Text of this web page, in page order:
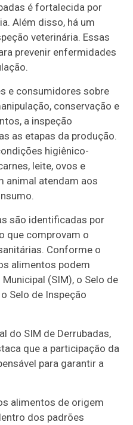
é fortalecida por
Além disso, há um
veterinária. Essas
prevenir enfermidades
e consumidores sobre
conservação e
a inspeção
as etapas da produção.
higiênico-
leite, ovos e
animal atendam aos
são identificadas por
que comprovam o
Conforme o
alimentos podem
(SIM), o Selo de
Selo de Inspeção
do SIM de Derrubadas,
que a participação da
para garantir a
alimentos de origem
dos padrões